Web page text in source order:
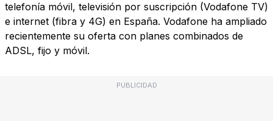
telefonía móvil, televisión por suscripción (Vodafone TV)
e internet (fibra y 4G) en España. Vodafone ha ampliado
recientemente su oferta con planes combinados de
ADSL, fijo y móvil.
PUBLICIDAD